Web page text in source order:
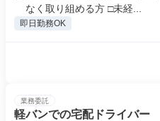
なく取り組める方 □未経...
即日勤務OK
業務委託
軽バンでの宅配ドライバー